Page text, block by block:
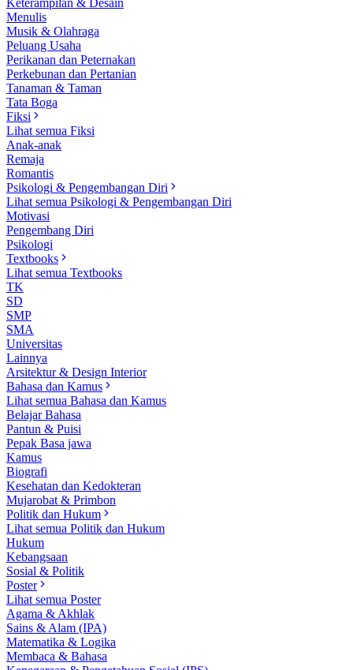
Keterampilan & Desain
Menulis
Musik & Olahraga
Peluang Usaha
Perikanan dan Peternakan
Perkebunan dan Pertanian
Tanaman & Taman
Tata Boga
Fiksi
Lihat semua Fiksi
Anak-anak
Remaja
Romantis
Psikologi & Pengembangan Diri
Lihat semua Psikologi & Pengembangan Diri
Motivasi
Pengembang Diri
Psikologi
Textbooks
Lihat semua Textbooks
TK
SD
SMP
SMA
Universitas
Lainnya
Arsitektur & Design Interior
Bahasa dan Kamus
Lihat semua Bahasa dan Kamus
Belajar Bahasa
Pantun & Puisi
Pepak Basa jawa
Kamus
Biografi
Kesehatan dan Kedokteran
Mujarobat & Primbon
Politik dan Hukum
Lihat semua Politik dan Hukum
Hukum
Kebangsaan
Sosial & Politik
Poster
Lihat semua Poster
Agama & Akhlak
Sains & Alam (IPA)
Matematika & Logika
Membaca & Bahasa